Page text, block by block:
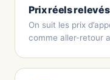
Prix réels relevés
On suit les prix
comme aller-retour